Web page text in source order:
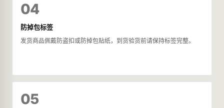
04
防掉包标签
发货商品佩戴防盗扣或防掉包贴纸，到货验货前请保持标签完整。
05